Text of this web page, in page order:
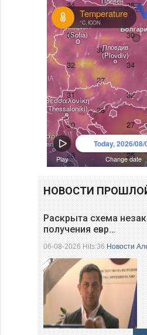
НОВОСТИ
Раскрыта схема
получения евр…
06-08-2026 Hits:36Новости